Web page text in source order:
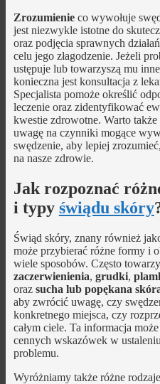
Zrozumienieco wywołuje
jest niezwykle istotne do
oraz podjęcia sprawnych
celu jego złagodzenie. Jeżeli
ustępuje lub towarzyszą mu
konieczna jest konsultacja z
Specjalista pomoże określić
leczenie oraz zidentyfikować
kwestie zdrowotne. Warto także
uwagę na czynniki mogące
swędzenie, aby lepiej
na nasze zdrowie.
Jak rozpoznać
i typy świądu skóry
Świąd skóry, znany również
może przybierać różne formy i
wiele sposobów. Często
zaczerwienienia, grudki,
oraz sucha lub popękana
aby zwrócić uwagę, czy
konkretnego miejsca, czy
całym ciele. Ta informacja
cennych wskazówek w
problemu.
Wyróżniamy także różne